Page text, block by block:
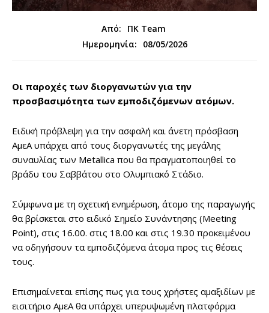
Από:
ΠΚ Team
Ημερομηνία:
08/05/2026
Οι παροχές των διοργανωτών για την
προσβασιμότητα των εμποδιζόμενων ατόμων.
Ειδική πρόβλεψη για την ασφαλή και άνετη πρόσβαση
ΑμεΑ υπάρχει από τους διοργανωτές της μεγάλης
συναυλίας των Metallica που θα πραγματοποιηθεί το
βράδυ του Σαββάτου στο Ολυμπιακό Στάδιο.
Σύμφωνα με τη σχετική ενημέρωση, άτομο της παραγωγής
θα βρίσκεται στο ειδικό Σημείο Συνάντησης (Meeting
Point), στις 16.00. στις 18.00 και στις 19.30 προκειμένου
να οδηγήσουν τα εμποδιζόμενα άτομα προς τις θέσεις
τους.
Επισημαίνεται επίσης πως για τους χρήστες αμαξιδίων με
εισιτήριο ΑμεΑ θα υπάρχει υπερυψωμένη πλατφόρμα